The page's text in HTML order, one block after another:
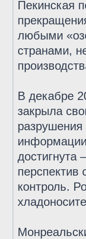
Пекинская
любыми
странами,
В декабре
закрыла
разрушения
перспектив
контроль.